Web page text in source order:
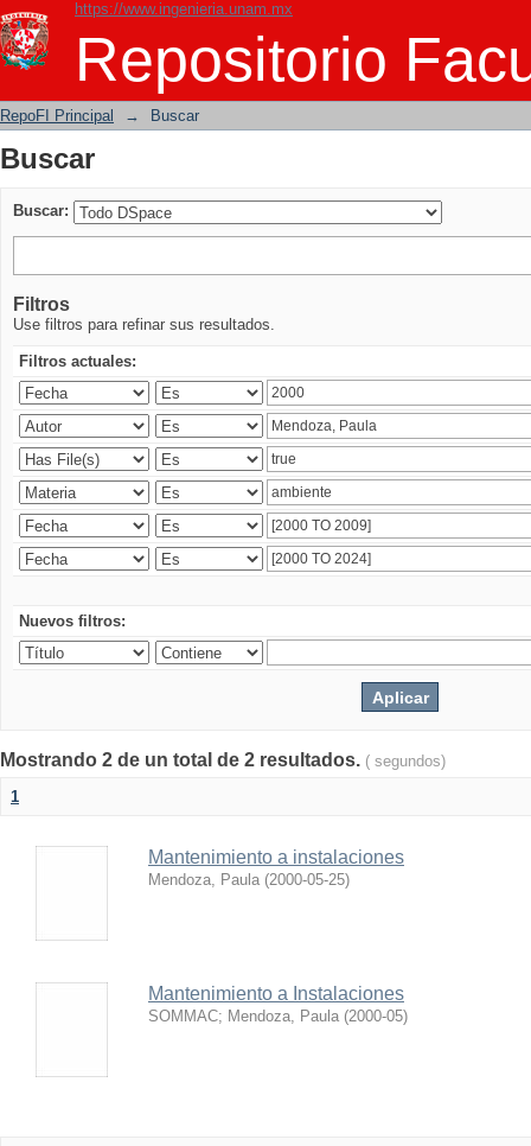
https://www.ingenieria.unam.mx
Repositorio
Buscar
RepoFI Principal → Buscar
Buscar
Buscar:
Filtros
Use filtros para refinar sus resultados.
Filtros actuales:
Nuevos filtros:
Mostrando 2 de un total de 2 resultados. ( segundos)
1
Mantenimiento a instalaciones
Mendoza, Paula (2000-05-25)
Mantenimiento a Instalaciones
SOMMAC; Mendoza, Paula (2000-05)